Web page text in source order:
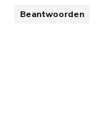
Beantwoorden